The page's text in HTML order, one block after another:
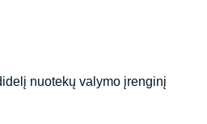
nuotekų valymo įrenginį